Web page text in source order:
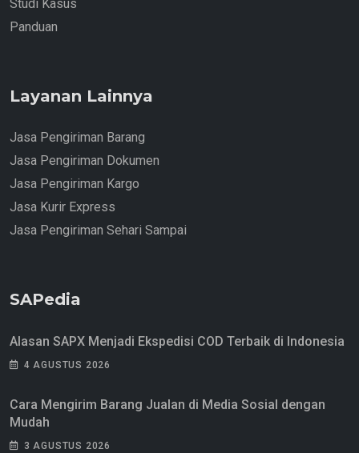
Studi Kasus
Panduan
Layanan Lainnya
Jasa Pengiriman Barang
Jasa Pengiriman Dokumen
Jasa Pengiriman Kargo
Jasa Kurir Express
Jasa Pengiriman Sehari Sampai
SAPedia
Alasan SAPX Menjadi Ekspedisi COD Terbaik di Indonesia
4 AGUSTUS 2026
Cara Mengirim Barang Jualan di Media Sosial dengan
Mudah
3 AGUSTUS 2026